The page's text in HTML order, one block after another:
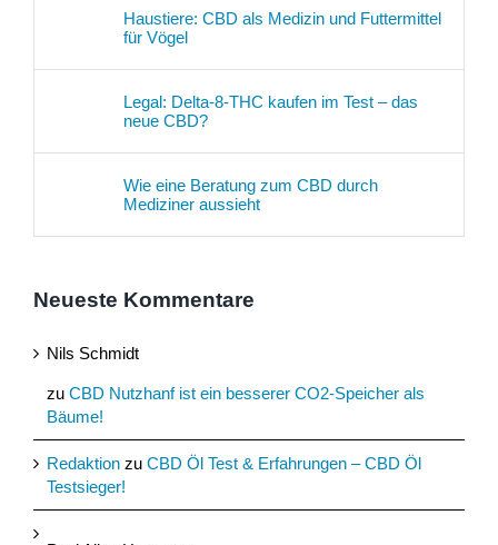
Haustiere: CBD als Medizin und Futtermittel
für Vögel
Legal: Delta-8-THC kaufen im Test – das
neue CBD?
Wie eine Beratung zum CBD durch
Mediziner aussieht
Neueste Kommentare
Nils Schmidt
zu CBD Nutzhanf ist ein besserer CO2-Speicher als
Bäume!
Redaktion zu CBD Öl Test & Erfahrungen – CBD Öl
Testsieger!